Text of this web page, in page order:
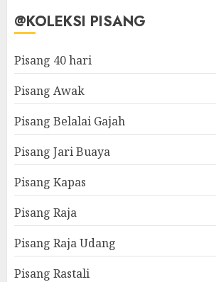
@KOLEKSI PISANG
Pisang 40 hari
Pisang Awak
Pisang Belalai Gajah
Pisang Jari Buaya
Pisang Kapas
Pisang Raja
Pisang Raja Udang
Pisang Rastali